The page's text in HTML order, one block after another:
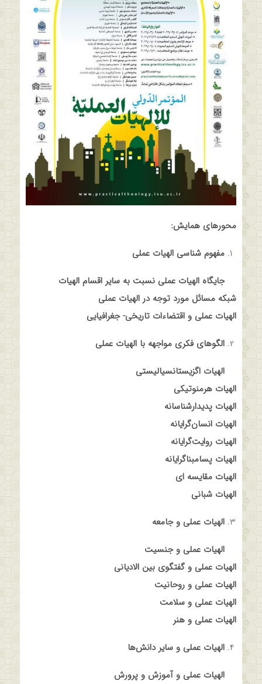
محورهای همایش:
مفهوم شناسی الهیات عملی
جایگاه الهیات عملی نسبت به سایر اقسام الهیات
شبکه مسائل مورد توجه در الهیات عملی
الهیات عملی و اقتضاءات تاریخی- جغرافیایی
الگوهای فکری مواجهه با الهیات عملی
الهیات اگزیستانسیالیستی
الهیات هرمنوتیکی
الهیات پدیدارشناسانه
الهیات انسان‌گرایانه
الهیات روایت‌گرایانه
الهیات پسامبناگرایانه
الهیات مقایسه ای
الهیات شبانی
الهیات عملی و جامعه
الهیات عملی و جنسیت
الهیات عملی و گفتگوی بین الادیانی
الهیات عملی و روحانیت
الهیات عملی و سلامت
الهیات عملی و هنر
الهیات عملی و سایر دانش‌ها
الهیات عملی و آموزش و پرورش